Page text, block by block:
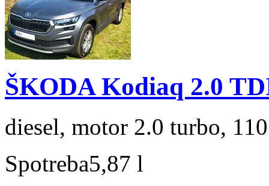
ŠKODA Kodiaq 2.0
diesel, motor 2.0 turbo,
Spotreba5,87 l